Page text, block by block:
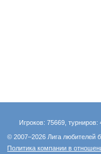
Игроков: 75669,
© 2007–2026 Лига любителей
Политика компании в